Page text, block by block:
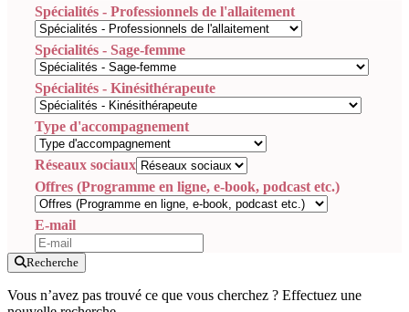
Spécialités - Professionnels de l'allaitement
Spécialités - Sage-femme
Spécialités - Kinésithérapeute
Type d'accompagnement
Réseaux sociaux
Offres (Programme en ligne, e-book, podcast etc.)
E-mail
Recherche
Vous n’avez pas trouvé ce que vous cherchez ? Effectuez une